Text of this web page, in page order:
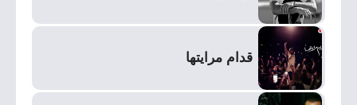
قدام مرايتها